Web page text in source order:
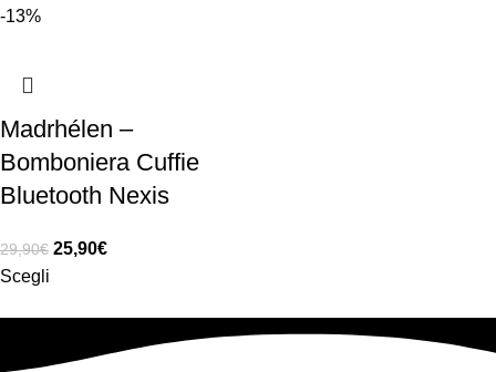
-13%
Madrhélen –
Bomboniera Cuffie
Bluetooth Nexis
29,90€ 25,90€
Scegli